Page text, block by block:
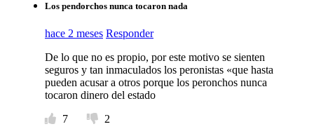
Los pendorchos nunca tocaron nada
hace 2 meses Responder
De lo que no es propio, por este motivo se sienten
seguros y tan inmaculados los peronistas «que hasta
pueden acusar a otros porque los peronchos nunca
tocaron dinero del estado
7
2